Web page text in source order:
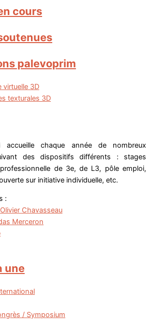
cours
palevoprim
virtuelle 3D
texturales 3D
accueille chaque année de nombreux
des dispositifs différents : stages
professionnelle de 3e, de L3, pôle emploi,
sur initiative individuelle, etc.
:
Olivier Chavasseau
Merceron
une
/ Symposium